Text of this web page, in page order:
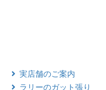
実店舗のご案内
ラリーのガット張り